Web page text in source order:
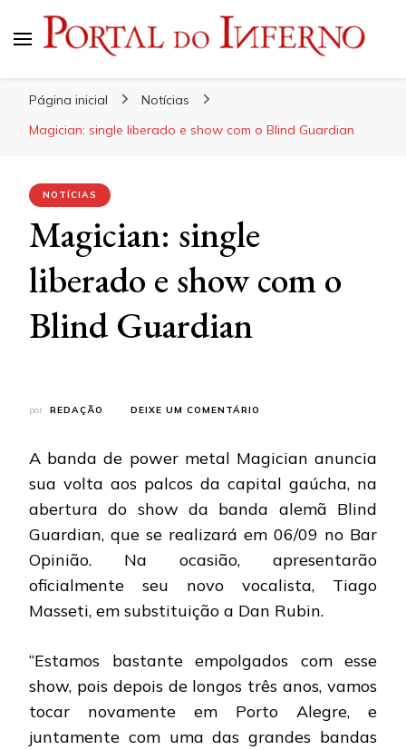
Página inicial
Notícias
Magician: single liberado e show com o Blind Guardian
NOTÍCIAS
Magician: single
liberado e show com o
Blind Guardian
por REDAÇÃO DEIXE UM COMENTÁRIO
LIBERADO
SHOW
COM
BLIND
GUARDIAN
A banda de power metal Magician anuncia
sua volta aos palcos da capital gaúcha, na
abertura do show da banda alemã Blind
Guardian, que se realizará em 06/09 no Bar
Opinião. Na ocasião, apresentarão
oficialmente seu novo vocalista, Tiago
Masseti, em substituição a Dan Rubin.
“Estamos bastante empolgados com esse
show, pois depois de longos três anos, vamos
tocar novamente em Porto Alegre, e
juntamente com uma das grandes bandas